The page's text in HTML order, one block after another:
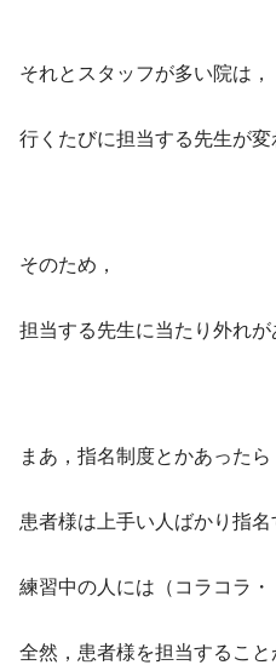
それとスタッフが多い院は，
行くたびに担当する先生が変
そのため，
担当する先生に当たり外れが
まあ，指名制度とかあったら
患者様は上手い人ばかり指名
練習中の人には（コラコラ・
全然，患者様を担当すること